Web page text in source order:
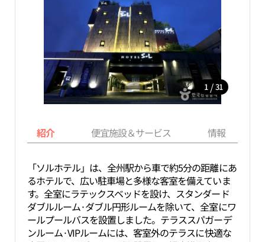
1 / 31
紹介 便宜施設＆サービス 情報
「ソルホテル」は、全州駅から車で約5分の距離にあ
るホテルで、広い駐車場と多様な客室を備えていま
す。全室にラテックスベッドを設け、スタンダード
ダブルルーム·ダブル円形ルームを除いて、全室にワ
ールプールバスを設置しました。テラススパガーデ
ンルーム·VIPルームには、客室外のテラスに快適な